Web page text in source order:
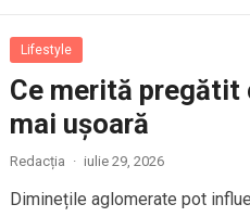
Lifestyle
Ce merită pregătit
mai ușoară
Redacția · iulie 29, 2026
Diminețile aglomerate pot